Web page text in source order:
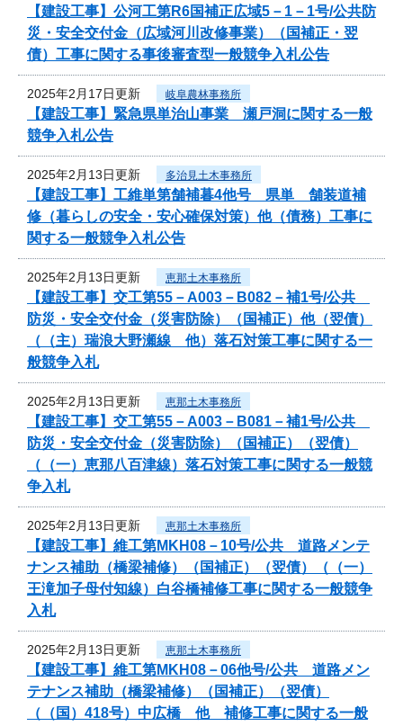
【建設工事】公河工第R6国補正広域5－1－1号/公共防
災・安全交付金（広域河川改修事業）（国補正・翌
債）工事に関する事後審査型一般競争入札公告
2025年2月17日更新 岐阜農林事務所
【建設工事】緊急県単治山事業 瀬戸洞に関する一般
競争入札公告
2025年2月13日更新 多治見土木事務所
【建設工事】工維単第舗補暮4他号 県単 舗装道補
修（暮らしの安全・安心確保対策）他（債務）工事に
関する一般競争入札公告
2025年2月13日更新 恵那土木事務所
【建設工事】交工第55－A003－B082－補1号/公共
防災・安全交付金（災害防除）（国補正）他（翌債）
（（主）瑞浪大野瀬線 他）落石対策工事に関する一
般競争入札
2025年2月13日更新 恵那土木事務所
【建設工事】交工第55－A003－B081－補1号/公共
防災・安全交付金（災害防除）（国補正）（翌債）
（（一）恵那八百津線）落石対策工事に関する一般競
争入札
2025年2月13日更新 恵那土木事務所
【建設工事】維工第MKH08－10号/公共 道路メンテ
ナンス補助（橋梁補修）（国補正）（翌債）（（一）
王滝加子母付知線）白谷橋補修工事に関する一般競争
入札
2025年2月13日更新 恵那土木事務所
【建設工事】維工第MKH08－06他号/公共 道路メン
テナンス補助（橋梁補修）（国補正）（翌債）
（（国）418号）中広橋 他 補修工事に関する一般